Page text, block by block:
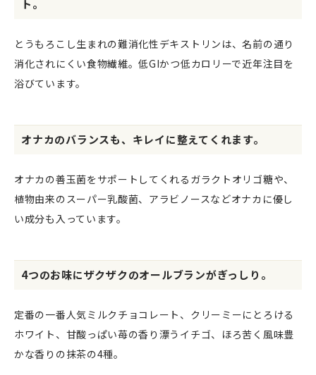
ト。
とうもろこし生まれの難消化性デキストリンは、名前の通り
消化されにくい食物繊維。低GIかつ低カロリーで近年注目を
浴びています。
オナカのバランスも、キレイに整えてくれます。
オナカの善玉菌をサポートしてくれるガラクトオリゴ糖や、
植物由来のスーパー乳酸菌、アラビノースなどオナカに優し
い成分も入っています。
4つのお味にザクザクのオールブランがぎっしり。
定番の一番人気ミルクチョコレート、クリーミーにとろける
ホワイト、甘酸っぱい苺の香り漂うイチゴ、ほろ苦く風味豊
かな香りの抹茶の4種。